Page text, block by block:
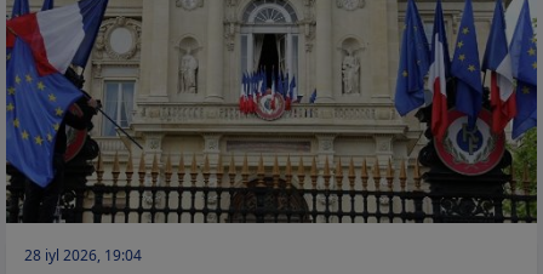
28 iyl 2026, 19:04